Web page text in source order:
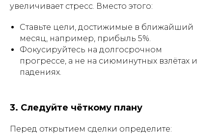
увеличивает стресс. Вместо этого:
Ставьте цели, достижимые в ближайший
месяц, например, прибыль 5%.
Фокусируйтесь на долгосрочном
прогрессе, а не на сиюминутных взлётах и
падениях.
3. Следуйте чёткому плану
Перед открытием сделки определите: